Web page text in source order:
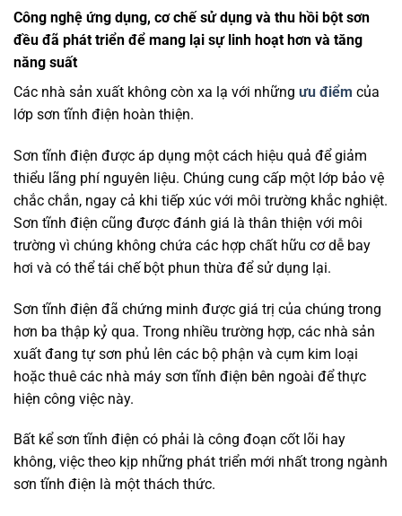
Công nghệ ứng dụng, cơ chế sử dụng và thu hồi bột sơn
đều đã phát triển để mang lại sự linh hoạt hơn và tăng
năng suất
Các nhà sản xuất không còn xa lạ với những ưu điểm của
lớp sơn tĩnh điện hoàn thiện.
Sơn tĩnh điện được áp dụng một cách hiệu quả để giảm
thiểu lãng phí nguyên liệu. Chúng cung cấp một lớp bảo vệ
chắc chắn, ngay cả khi tiếp xúc với môi trường khắc nghiệt.
Sơn tĩnh điện cũng được đánh giá là thân thiện với môi
trường vì chúng không chứa các hợp chất hữu cơ dễ bay
hơi và có thể tái chế bột phun thừa để sử dụng lại.
Sơn tĩnh điện đã chứng minh được giá trị của chúng trong
hơn ba thập kỷ qua. Trong nhiều trường hợp, các nhà sản
xuất đang tự sơn phủ lên các bộ phận và cụm kim loại
hoặc thuê các nhà máy sơn tĩnh điện bên ngoài để thực
hiện công việc này.
Bất kể sơn tĩnh điện có phải là công đoạn cốt lõi hay
không, việc theo kịp những phát triển mới nhất trong ngành
sơn tĩnh điện là một thách thức.